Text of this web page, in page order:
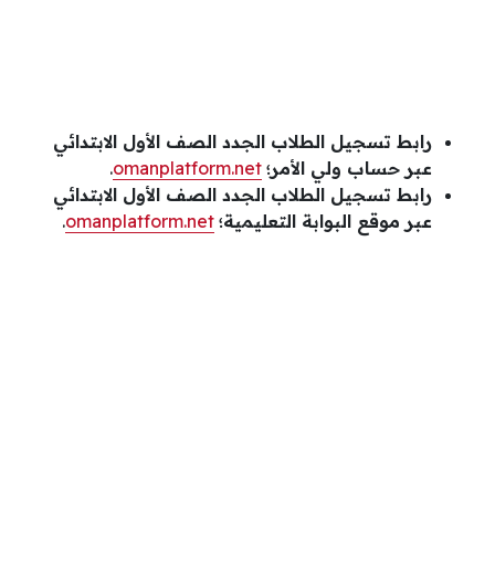
رابط تسجيل الطلاب الجدد الصف الأول الابتدائي
عبر حساب ولي الأمر؛ omanplatform.net
.
رابط تسجيل الطلاب الجدد الصف الأول الابتدائي
عبر موقع البوابة التعليمية؛ omanplatform.net
.